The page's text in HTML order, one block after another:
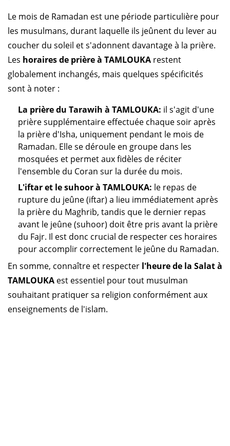
Le mois de Ramadan est une période particulière pour
les musulmans, durant laquelle ils jeûnent du lever au
coucher du soleil et s'adonnent davantage à la prière.
Les horaires de prière à TAMLOUKA restent
globalement inchangés, mais quelques spécificités
sont à noter :
La prière du Tarawih à TAMLOUKA: il s'agit d'une
prière supplémentaire effectuée chaque soir après
la prière d'Isha, uniquement pendant le mois de
Ramadan. Elle se déroule en groupe dans les
mosquées et permet aux fidèles de réciter
l'ensemble du Coran sur la durée du mois.
L'iftar et le suhoor à TAMLOUKA: le repas de
rupture du jeûne (iftar) a lieu immédiatement après
la prière du Maghrib, tandis que le dernier repas
avant le jeûne (suhoor) doit être pris avant la prière
du Fajr. Il est donc crucial de respecter ces horaires
pour accomplir correctement le jeûne du Ramadan.
En somme, connaître et respecter l'heure de la Salat à
TAMLOUKA est essentiel pour tout musulman
souhaitant pratiquer sa religion conformément aux
enseignements de l'islam.